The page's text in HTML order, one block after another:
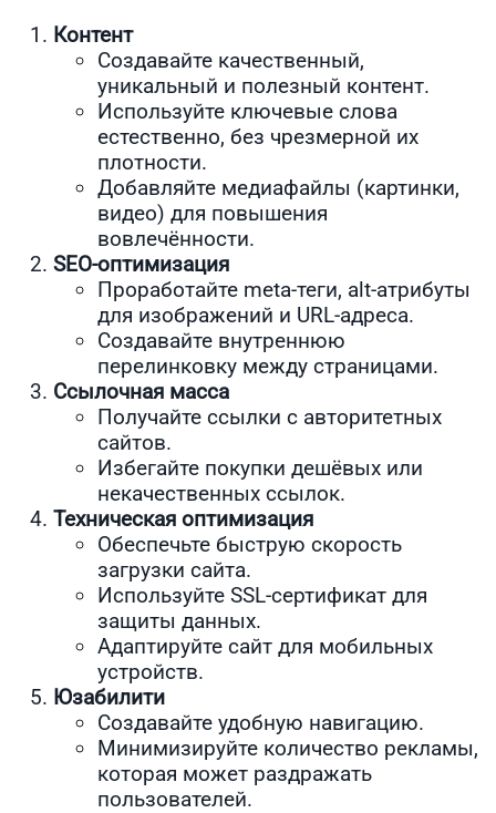
Контент
Создавайте качественный,
уникальный и полезный контент.
Используйте ключевые слова
естественно, без чрезмерной их
плотности.
Добавляйте медиафайлы (картинки,
видео) для повышения
вовлечённости.
SEO-оптимизация
Проработайте meta-теги, alt-атрибуты
для изображений и URL-адреса.
Создавайте внутреннюю
перелинковку между страницами.
Ссылочная масса
Получайте ссылки с авторитетных
сайтов.
Избегайте покупки дешёвых или
некачественных ссылок.
Техническая оптимизация
Обеспечьте быструю скорость
загрузки сайта.
Используйте SSL-сертификат для
защиты данных.
Адаптируйте сайт для мобильных
устройств.
Юзабилити
Создавайте удобную навигацию.
Минимизируйте количество рекламы,
которая может раздражать
пользователей.